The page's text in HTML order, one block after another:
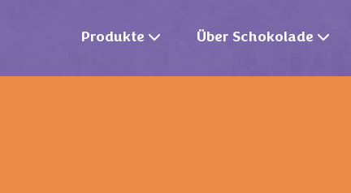
Produkte Über Schokolade